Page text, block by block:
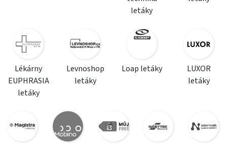
letáky
Lékárny
EUPHRASIA
letáky
Levnoshop
letáky
Loap letáky
LUXOR
letáky